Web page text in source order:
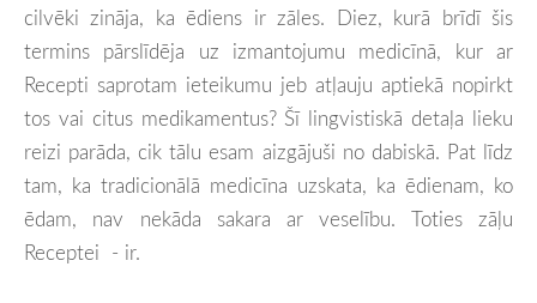
cilvēki zināja, ka ēdiens ir zāles. Diez, kurā brīdī šis
termins pārslīdēja uz izmantojumu medicīnā, kur ar
Recepti saprotam ieteikumu jeb atļauju aptiekā nopirkt
tos vai citus medikamentus? Šī lingvistiskā detaļa lieku
reizi parāda, cik tālu esam aizgājuši no dabiskā. Pat līdz
tam, ka tradicionālā medicīna uzskata, ka ēdienam, ko
ēdam, nav nekāda sakara ar veselību. Toties zāļu
Receptei - ir.